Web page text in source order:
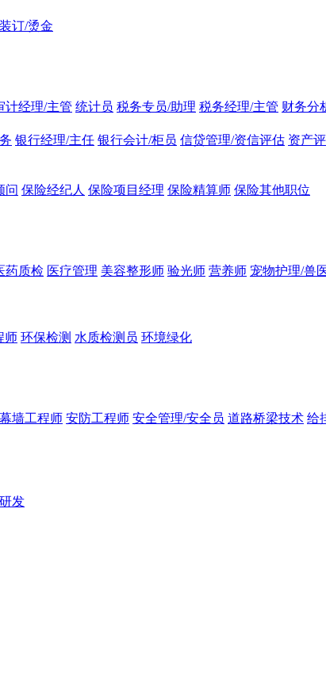
装订/烫金
计经理/主管 统计员 税务专员/助理 税务经理/主管 财务分
银行经理/主任 银行会计/柜员 信贷管理/资信评估 资产
问 保险经纪人 保险项目经理 保险精算师 保险其他职位
药质检 医疗管理 美容整形师 验光师 营养师 宠物护理/兽
师 环保检测 水质检测员 环境绿化
幕墙工程师 安防工程师 安全管理/安全员 道路桥梁技术 给
发